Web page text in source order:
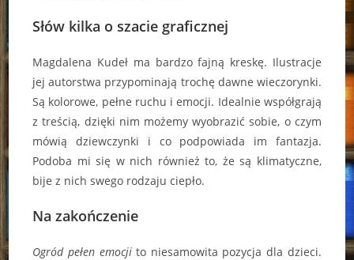
Słów kilka o szacie graficznej
Magdalena Kudeł ma bardzo fajną kreskę. Ilustracje
jej autorstwa przypominają trochę dawne wieczorynki.
Są kolorowe, pełne ruchu i emocji. Idealnie współgrają
z treścią, dzięki nim możemy wyobrazić sobie, o czym
mówią dziewczynki i co podpowiada im fantazja.
Podoba mi się w nich również to, że są klimatyczne,
bije z nich swego rodzaju ciepło.
Na zakończenie
Ogród pełen emocjito niesamowita pozycja dla dzieci.